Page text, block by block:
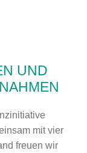
UND
mit vier
freuen wir